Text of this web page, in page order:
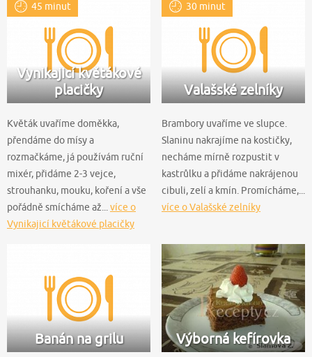
45 minut
Vynikajicí květákové
placičky
Květák uvaříme doměkka,
přendáme do mísy a
rozmačkáme, já používám ruční
mixér, přidáme 2-3 vejce,
strouhanku, mouku, koření a vše
pořádně smícháme až...více o
Vynikajicí květákové placičky
30 minut
Valašské zelníky
Brambory uvaříme ve slupce.
Slaninu nakrajíme na kostičky,
necháme mírně rozpustit v
kastrůlku a přidáme nakrájenou
cibuli, zelí a kmín. Promícháme,...
více o Valašské zelníky
Banán na grilu Výborná kefírovka